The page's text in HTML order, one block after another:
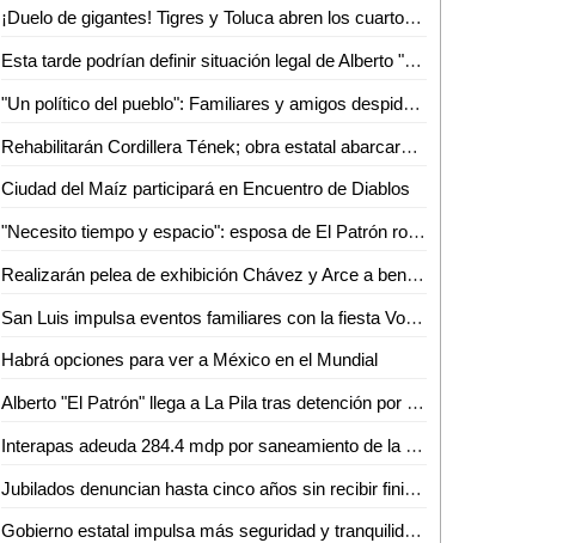
¡Duelo de gigantes! Tigres y Toluca abren los cuartos con alta tensión
Esta tarde podrían definir situación legal de Alberto "N", "El Patrón", por violencia familiar
"Un político del pueblo": Familiares y amigos despiden a Juan José Ortiz Azuara con toque de silencio
Rehabilitarán Cordillera Tének; obra estatal abarcará 30 kilómetros
Ciudad del Maíz participará en Encuentro de Diablos
"Necesito tiempo y espacio": esposa de El Patrón rompe el silencio tras su detención por presunta violencia
Realizarán pelea de exhibición Chávez y Arce a beneficio en Puebla
San Luis impulsa eventos familiares con la fiesta Volks Girls
Habrá opciones para ver a México en el Mundial
Alberto "El Patrón" llega a La Pila tras detención por presuntas agresiones
Interapas adeuda 284.4 mdp por saneamiento de la planta de aguas residuales Tanque Tenorio
Jubilados denuncian hasta cinco años sin recibir finiquitos en SLP
Gobierno estatal impulsa más seguridad y tranquilidad para las y los potosinos